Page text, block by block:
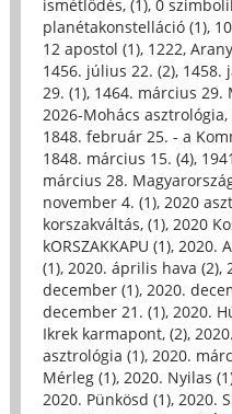
ismétlődés, (1), 0
planétakonstelláció (1),
12 apostol (1), 1222,
1456. július 22. (2), 1458.
29. (1), 1464. március 29.
2026-Mohács asztrológia,
1848. február 25. - a
1848. március 15. (4),
március 28.
november 4. (1), 2020
korszakváltás, (1), 2020
kORSZAKKAPU (1), 2020.
(1), 2020. április hava (2),
december (1), 2020.
december 21. (1), 2020.
Ikrek karmapont, (2),
asztrológia (1), 2020.
Mérleg (1), 2020. Nyilas
2020. Pünkösd (1), 2020.